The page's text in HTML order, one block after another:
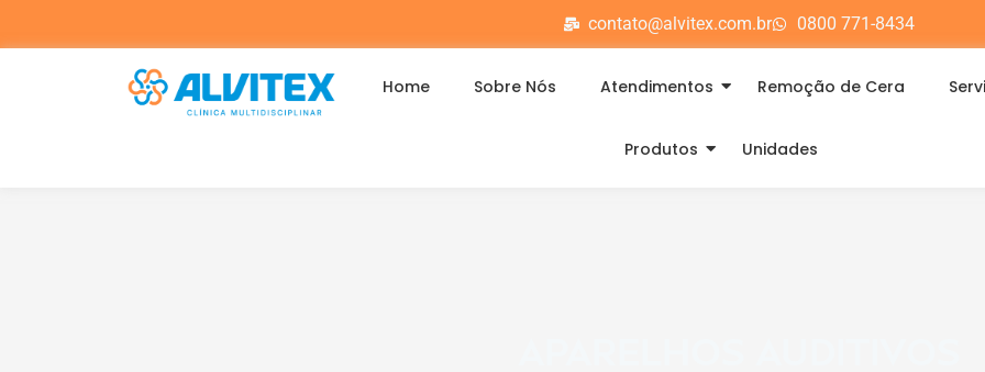
contato@alvitex.com.br 0800 771-8434
Home Sobre Nós Atendimentos Remoção de Cera
Produtos Unidades